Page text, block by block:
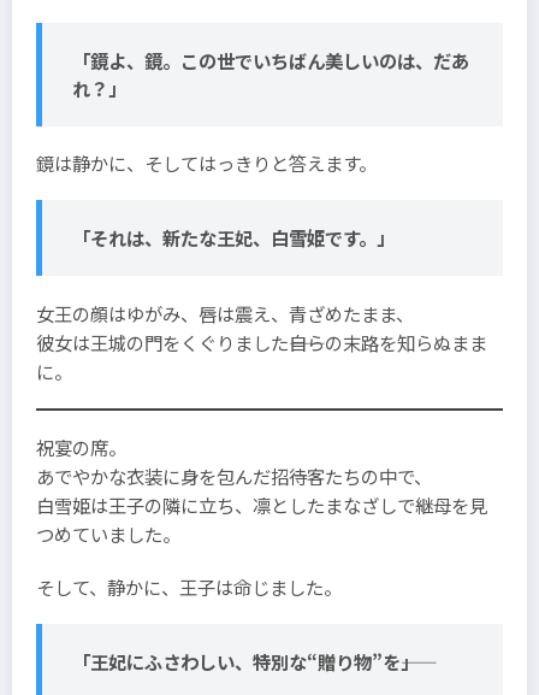
「鏡よ、鏡。この世でいちばん美しいのは、だあ
れ？」
鏡は静かに、そしてはっきりと答えます。
「それは、新たな王妃、白雪姫です。」
女王の顔はゆがみ、唇は震え、青ざめたまま、
彼女は王城の門をくぐりました――自らの末路を知らぬまま
に。
祝宴の席。
あでやかな衣装に身を包んだ招待客たちの中で、
白雪姫は王子の隣に立ち、凛としたまなざしで継母を見
つめていました。
そして、静かに、王子は命じました。
「王妃にふさわしい、特別な“贈り物”を――」